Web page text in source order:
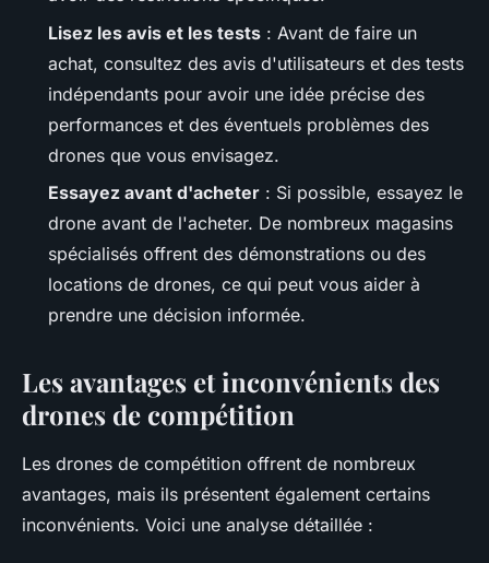
Lisez les avis et les tests : Avant de faire un
achat, consultez des avis d'utilisateurs et des tests
indépendants pour avoir une idée précise des
performances et des éventuels problèmes des
drones que vous envisagez.
Essayez avant d'acheter : Si possible, essayez le
drone avant de l'acheter. De nombreux magasins
spécialisés offrent des démonstrations ou des
locations de drones, ce qui peut vous aider à
prendre une décision informée.
Les avantages et inconvénients des
drones de compétition
Les drones de compétition offrent de nombreux
avantages, mais ils présentent également certains
inconvénients. Voici une analyse détaillée :